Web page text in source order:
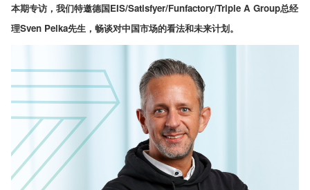
本期专访，我们特邀德国EIS/Satisfyer/Funfactory/Triple A Group总经
理Sven Pelka先生，畅谈对中国市场的看法和未来计划。